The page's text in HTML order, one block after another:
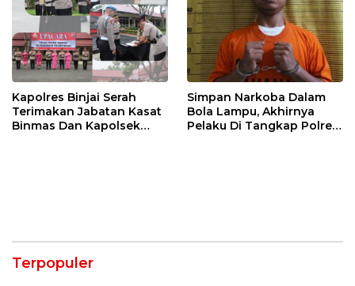
Kapolres Binjai Serah
Terimakan Jabatan Kasat
Binmas Dan Kapolsek
Simpan Narkoba Dalam
Bola Lampu, Akhirnya
Pelaku Di Tangkap Polres
Terpopuler